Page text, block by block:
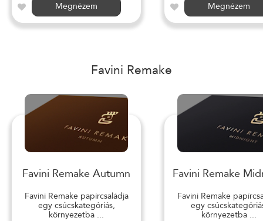
Megnézem
Megnézem
Favini Remake
Favini Remake Autumn
Favini Remake papírcsaládja
egy csúcskategóriás,
környezetba ...
Favini Remake
Favini Remake
egy
környezetba ...